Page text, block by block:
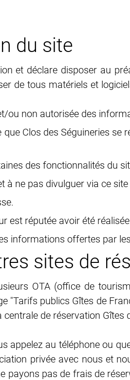
du site
et déclare disposer au
de tous matériels et
ou non autorisée des
Clos des Séguineries se
des fonctionnalités du
à ne pas divulguer via ce
est réputée avoir été
informations offertes par
sites de
OTA (office de
"Tarifs publics Gîtes de
de réservation Gîtes
appelez au téléphone ou
privée avec nous et
pas de frais de